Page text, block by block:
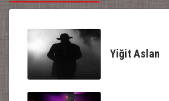
Yiğit Aslan